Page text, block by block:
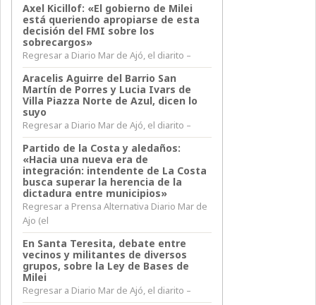
Axel Kicillof: «El gobierno de Milei
está queriendo apropiarse de esta
decisión del FMI sobre los
sobrecargos»
Regresar a Diario Mar de Ajó, el diarito –
Aracelis Aguirre del Barrio San
Martín de Porres y Lucia Ivars de
Villa Piazza Norte de Azul, dicen lo
suyo
Regresar a Diario Mar de Ajó, el diarito –
Partido de la Costa y aledaños:
«Hacia una nueva era de
integración: intendente de La Costa
busca superar la herencia de la
dictadura entre municipios»
Regresar a Prensa Alternativa Diario Mar de
Ajo (el
En Santa Teresita, debate entre
vecinos y militantes de diversos
grupos, sobre la Ley de Bases de
Milei
Regresar a Diario Mar de Ajó, el diarito –